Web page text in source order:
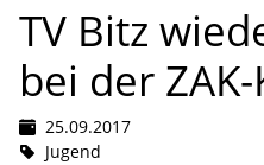
TV Bitz
bei der
25.09.2017
Jugend